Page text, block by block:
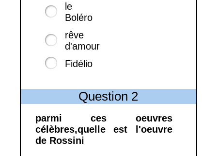
le
Boléro
rêve
d'amour
Fidélio
Question 2
parmi ces oeuvres
célèbres,quelle est l'oeuvre
de Rossini